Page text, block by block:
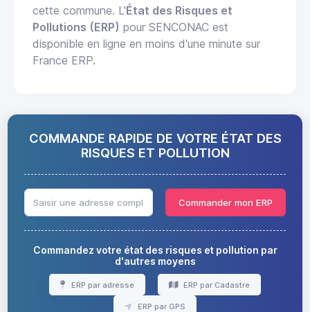
cette commune. L'État des Risques et
Pollutions (ERP) pour SENCONAC est
disponible en ligne en moins d'une minute sur
France ERP.
COMMANDE RAPIDE DE VOTRE ÉTAT DES
RISQUES ET POLLUTION
Commander mon ERP
Commandez votre état des risques et pollution par
d'autres moyens
ERP par adresse ERP par Cadastre
ERP par GPS